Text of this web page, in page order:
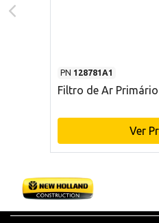
PN 128781A1
Filtro de Ar
Ver